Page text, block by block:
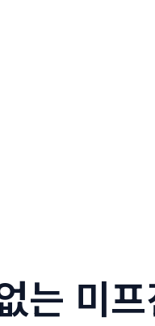
는 미